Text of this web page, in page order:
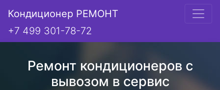
Кондиционер РЕМОНТ
+7 499 301-78-72
Ремонт кондиционеров с
вывозом в сервис